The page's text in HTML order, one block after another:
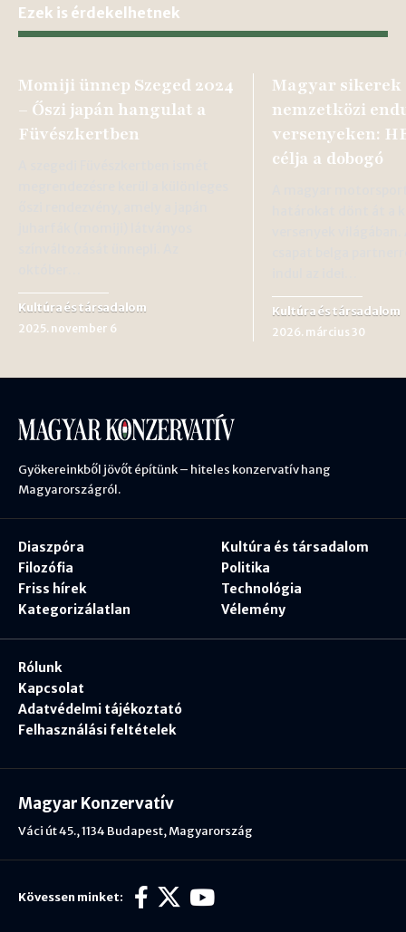
Ezek is érdekelhetnek
Momiji ünnep Szeged 2024
– Őszi japán hangulat a
Füvészkertben
Kultúra és társadalom
2025. november 6
Magyar sikerek
nemzetközi
versenyeken:
célja a dobogó
Kultúra és társadalom
2026. március 30
Gyökereinkből jövőt építünk – hiteles konzervatív hang
Magyarországról.
Diaszpóra
Filozófia
Friss hírek
Kategorizálatlan
Kultúra és társadalom
Politika
Technológia
Vélemény
Rólunk
Kapcsolat
Adatvédelmi tájékoztató
Felhasználási feltételek
Kövessen minket:
Magyar Konzervatív
Váci út 45., 1134 Budapest, Magyarország